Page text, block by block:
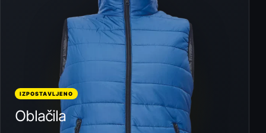
IZPOSTAVLJENO
Oblačila